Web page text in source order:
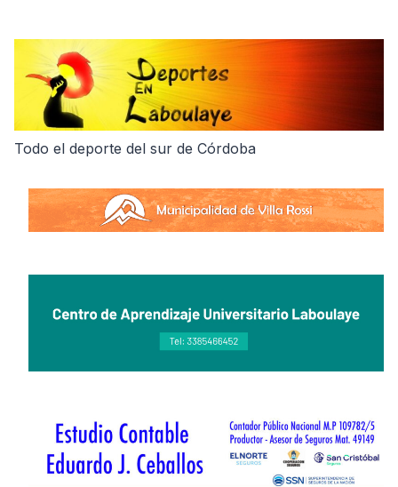
Todo el deporte del sur de Córdoba